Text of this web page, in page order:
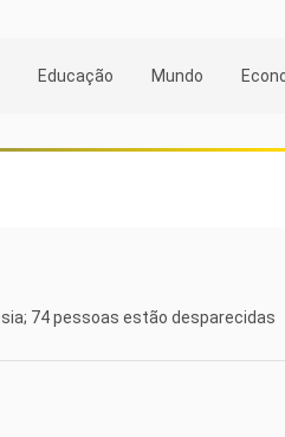
Educação Mundo
74 pessoas estão desparecidas